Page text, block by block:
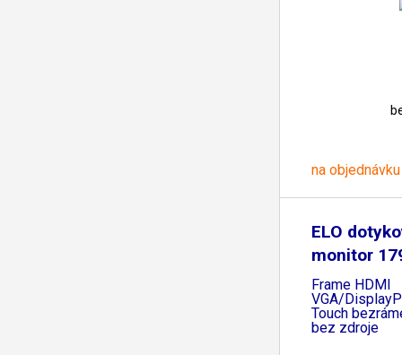
na objednávku
ELO
monitor
Open
Frame HDMI
VGA/
Touch
bez zdroje